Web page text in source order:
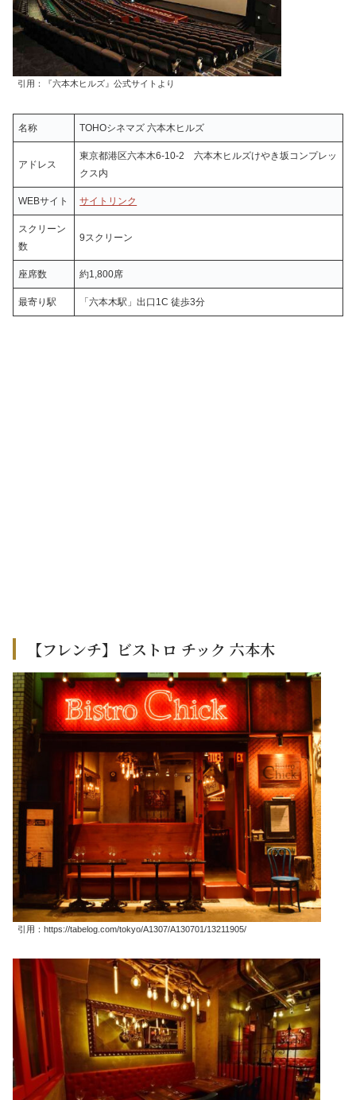
引用：『六本木ヒルズ』公式サイトより
名称 TOHOシネマズ 六本木ヒルズ
アドレス
東京都港区六本木6-10-2 六本木ヒルズけやき坂コンプレッ
クス内
WEBサイト サイトリンク
スクリーン
数
9スクリーン
座席数 約1,800席
最寄り駅 「六本木駅」出口1C 徒歩3分
【フレンチ】ビストロ チック 六本木
引用：https://tabelog.com/tokyo/A1307/A130701/13211905/